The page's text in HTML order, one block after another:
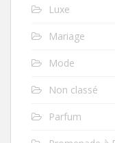
Luxe
Mariage
Mode
Non classé
Parfum